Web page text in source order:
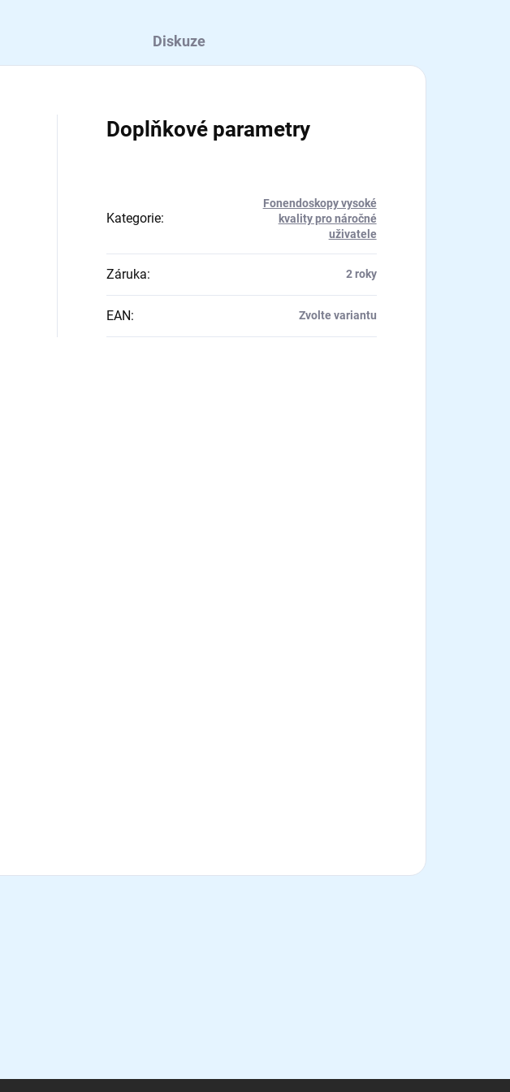
Diskuze
Doplňkové parametry
Kategorie:
Fonendoskopy vysoké
kvality pro náročné
uživatele
Záruka: 2 roky
EAN: Zvolte variantu